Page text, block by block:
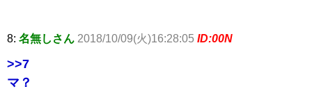
8: 名無しさん 2018/10/09(火)16:28:05 ID:00N
>>7
マ？